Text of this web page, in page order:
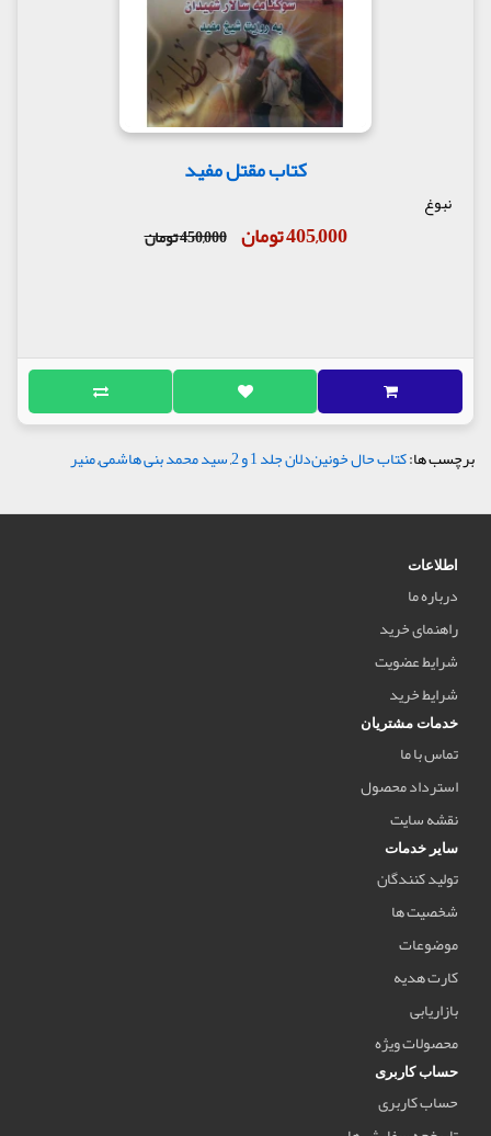
کتاب مقتل مفید
نبوغ
405,000 تومان 450,000 تومان
برچسب ها:کتاب حال خونین‌دلان جلد 1 و 2 ,سید محمد بنی هاشمی,منیر
اطلاعات
درباره ما
راهنمای خرید
شرایط عضویت
شرایط خرید
خدمات مشتریان
تماس با ما
استرداد محصول
نقشه سایت
سایر خدمات
تولید کنندگان
شخصیت ها
موضوعات
کارت هدیه
بازاریابی
محصولات ویژه
حساب کاربری
حساب کاربری